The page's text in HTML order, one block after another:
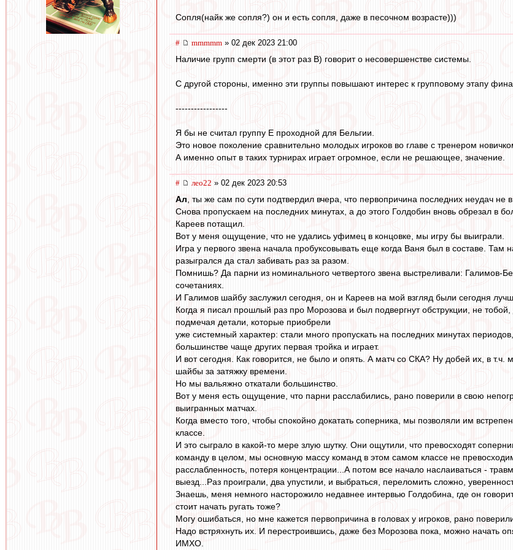
Сопля(найк же сопля?) он и есть сопля, даже в песочном возрасте)))
# mmmmm » 02 дек 2023 21:00
Наличие групп смерти (в этот раз B) говорит о несовершенстве системы.
С другой стороны, именно эти группы повышают интерес к групповому этапу
-----------------
Я бы не считал группу Е проходной для Бельгии.
Это новое поколение сравнительно молодых игроков во главе с тренером
А именно опыт в таких турнирах играет огромное, если не решающее, значение.
# лео22 » 02 дек 2023 20:53
Ал , ты же сам по сути подтвердил вчера, что первопричина последних неудач
Снова пропускаем на последних минутах, а до этого Голдобин вновь обрезал в
Кареев потащил.
Вот у меня ощущение, что не удались уфимец в концовке, мы игру бы выиграли.
Игра у первого звена начала пробуксовывать еще когда Ваня был в составе.
разыгрался да стал забивать раз за разом.
Помнишь? Да парни из номинального четвертого звена выстреливали: Галимов-
сочетаниях.
И Галимов шайбу заслужил сегодня, он и Кареев на мой взгляд были сегодня
Когда я писал прошлый раз про Морозова и был подвергнут обструкции, не
подмечая детали, которые приобрели
уже системный характер: стали много пропускать на последних минутах
большинстве чаще других первая тройка и играет.
И вот сегодня. Как говорится, не было и опять. А матч со СКА? Ну добей их, в
шайбы за затяжку времени.
Но мы вальяжно откатали большинство.
Вот у меня есть ощущение, что парни расслабились, рано поверили в свою
выигранных матчах.
Когда вместо того, чтобы спокойно докатать соперника, мы позволяли им
классе.
И это сыграло в какой-то мере злую шутку. Они ощутили, что превосходят
команду в целом, мы основную массу команд в этом самом классе не
расслабленность, потеря концентрации...А потом все начало наслаиваться -
выезд...Раз проиграли, два упустили, и выбраться, переломить сложно,
Знаешь, меня немного насторожило недавнее интервью Голдобина, где он
стоит начать ругать тоже?
Могу ошибаться, но мне кажется первопричина в головах у игроков, рано
Надо встряхнуть их. И перестроившись, даже без Морозова пока, можно начать
ИМХО.